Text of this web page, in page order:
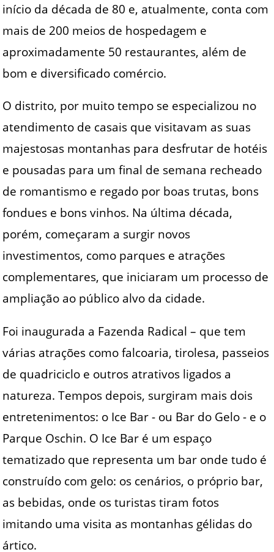
início da década de 80 e, atualmente, conta com
mais de 200 meios de hospedagem e
aproximadamente 50 restaurantes, além de
bom e diversificado comércio.
O distrito, por muito tempo se especializou no
atendimento de casais que visitavam as suas
majestosas montanhas para desfrutar de hotéis
e pousadas para um final de semana recheado
de romantismo e regado por boas trutas, bons
fondues e bons vinhos. Na última década,
porém, começaram a surgir novos
investimentos, como parques e atrações
complementares, que iniciaram um processo de
ampliação ao público alvo da cidade.
Foi inaugurada a Fazenda Radical – que tem
várias atrações como falcoaria, tirolesa, passeios
de quadriciclo e outros atrativos ligados a
natureza. Tempos depois, surgiram mais dois
entretenimentos: o Ice Bar - ou Bar do Gelo - e o
Parque Oschin. O Ice Bar é um espaço
tematizado que representa um bar onde tudo é
construído com gelo: os cenários, o próprio bar,
as bebidas, onde os turistas tiram fotos
imitando uma visita as montanhas gélidas do
ártico.